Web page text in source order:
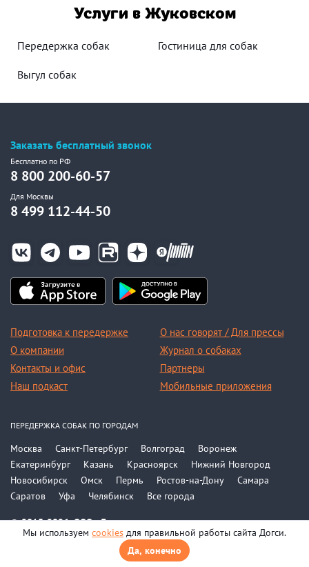
Услуги в Жуковском
Передержка собак Гостиница для собак
Выгул собак
Заказать бесплатный звонок
Бесплатно по РФ
8 800 200-60-57
Для Москвы
8 499 112-44-50
Подготовка к передержке
О компании
Контакты и офис
Наш подкаст
О нас говорят / Для прессы
Журнал о собаках
Партнеры
Мобильные приложения
© 2015-2026, ООО «Догси»
Политика конфиденциальности
ПЕРЕДЕРЖКА СОБАК ПО ГОРОДАМ
Москва Санкт-Петербург Волгоград
Воронеж
Екатеринбург
Казань Красноярск
Нижний Новгород
Новосибирск
Омск Пермь Ростов-на-Дону
Самара
Саратов
Уфа Челябинск Все города
Мы используем cookies для правильной работы сайта Догси.
Да, конечно